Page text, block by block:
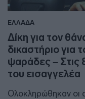
ΕΛΛΑΔΑ
Δίκη για τον
δικαστήριο για
ψαράδες – Στις
του εισαγγελέα
Ολοκληρώθηκαν οι